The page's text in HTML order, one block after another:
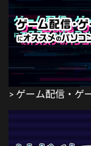
> ゲーム配信・ゲ